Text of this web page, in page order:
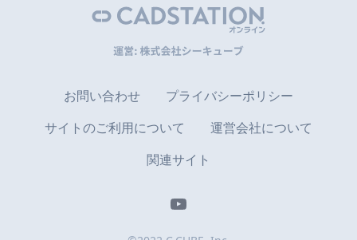
お問い合わせ
プライバシーポリシー
サイトのご利用について
運営会社について
関連サイト
YouTube